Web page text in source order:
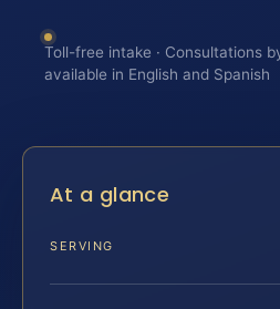
Toll-free intake · Consultations
available in English and Spanish
At a glance
SERVING